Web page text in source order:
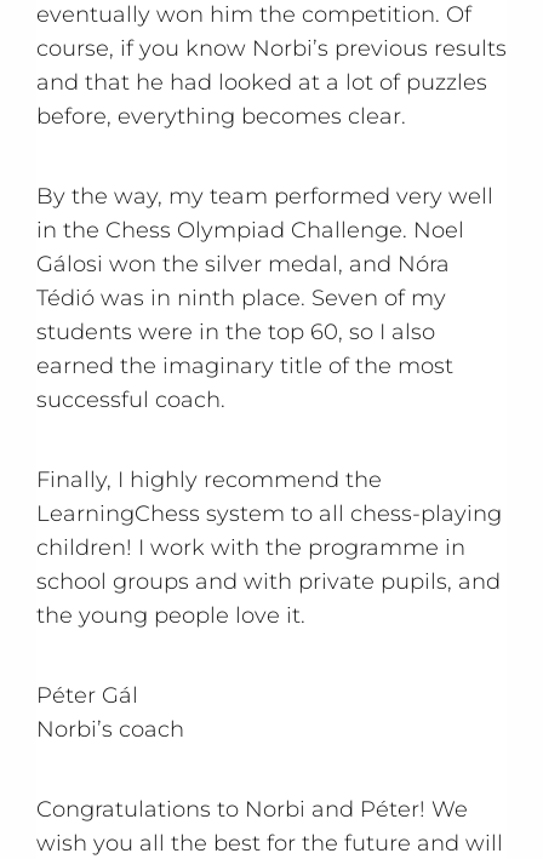
eventually won him the competition. Of
course, if you know Norbi’s previous results
and that he had looked at a lot of puzzles
before, everything becomes clear.
By the way, my team performed very well
in the Chess Olympiad Challenge. Noel
Gálosi won the silver medal, and Nóra
Tédió was in ninth place. Seven of my
students were in the top 60, so I also
earned the imaginary title of the most
successful coach.
Finally, I highly recommend the
LearningChess system to all chess-playing
children! I work with the programme in
school groups and with private pupils, and
the young people love it.
Péter Gál
Norbi’s coach
Congratulations to Norbi and Péter! We
wish you all the best for the future and will